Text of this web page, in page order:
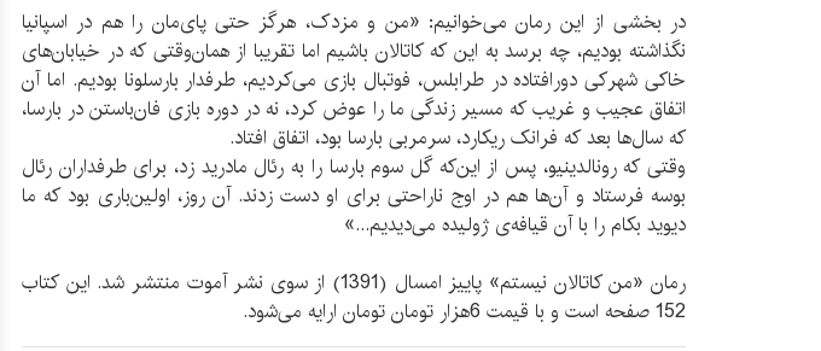
در بخشی از این رمان می‌خوانیم: «من و مزدک، هرگز حتی پای‌مان را هم در اسپانیا
نگذاشته بودیم، چه برسد به این که کاتالان باشیم اما تقریبا از همان‌وقتی که در خیابان‌های
خاکی شهرکی دورافتاده در طرابلس، فوتبال بازی می‌کردیم، طرفدار بارسلونا بودیم. اما آن
اتفاق عجیب و غریب که مسیر زندگی ما را عوض کرد، نه در دوره‌ بازی فان‌باستن در بارسا،
که سال‌ها بعد که فرانک ریکارد، سرمربی بارسا بود، اتفاق افتاد.
وقتی که رونالدینیو، پس از این‌که گل سوم بارسا را به رئال مادرید زد، برای طرفداران رئال
بوسه فرستاد و آن‌ها هم در اوج ناراحتی برای او دست زدند. آن روز، اولین‌باری بود که ما
دیوید بکام را با آن قیافه‌ی ژولیده می‌دیدیم...»
رمان «من کاتالان نیستم» پاییز امسال (1391) از سوی نشر آموت منتشر شد. این کتاب
152 صفحه است و با قیمت 6هزار تومان تومان ارایه می‌شود.